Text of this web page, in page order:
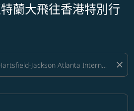
蘭大飛往香港特別行
close